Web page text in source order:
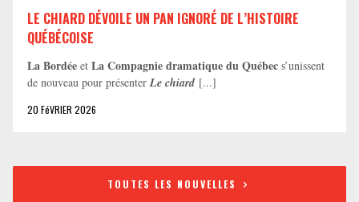
LE CHIARD DÉVOILE UN PAN IGNORÉ DE L’HISTOIRE
QUÉBÉCOISE
La Bordée et La Compagnie dramatique du Québec s’unissent
de nouveau pour présenter Le chiard [...]
20 FéVRIER 2026
TOUTES LES NOUVELLES